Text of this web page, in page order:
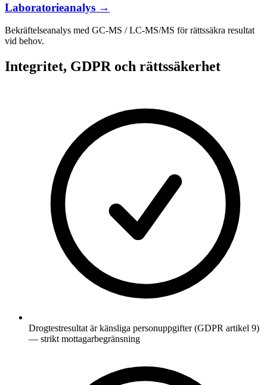
Laboratorieanalys →
Bekräftelseanalys med GC-MS / LC-MS/MS för rättssäkra resultat
vid behov.
Integritet, GDPR och rättssäkerhet
Drogtestresultat är känsliga personuppgifter (GDPR artikel 9)
— strikt mottagarbegränsning